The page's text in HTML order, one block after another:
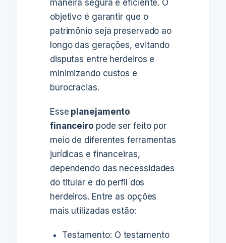
maneira segura e eficiente. O
objetivo é garantir que o
patrimônio seja preservado ao
longo das gerações, evitando
disputas entre herdeiros e
minimizando custos e
burocracias.
Esse planejamento
financeiro pode ser feito por
meio de diferentes ferramentas
jurídicas e financeiras,
dependendo das necessidades
do titular e do perfil dos
herdeiros. Entre as opções
mais utilizadas estão:
Testamento: O testamento